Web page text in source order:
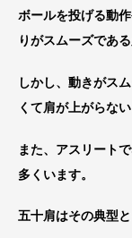
ボールを投げる動
りがスムーズであ
しかし、動きがス
くて肩が上がらな
また、アスリート
多くいます。
五十肩はその典型と